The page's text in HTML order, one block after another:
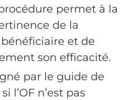
permet à la
de la
et de
son efficacité.
par le guide de
l’OF n’est pas